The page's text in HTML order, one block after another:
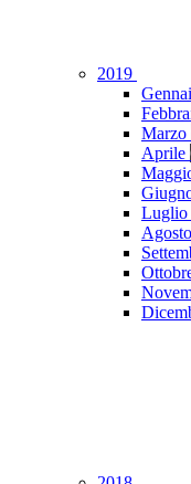
2019
Marzo
Aprile
Luglio
Agosto